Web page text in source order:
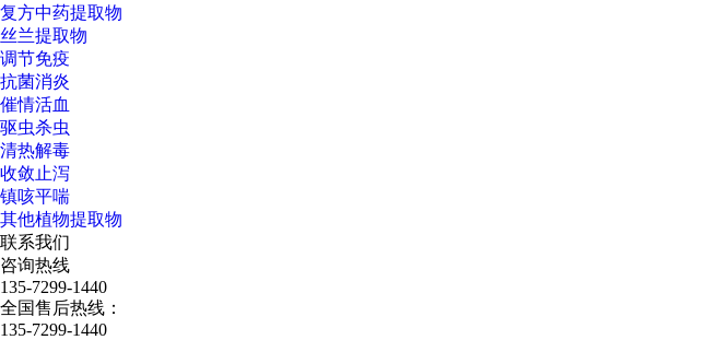
复方中药提取物
丝兰提取物
调节免疫
抗菌消炎
催情活血
驱虫杀虫
清热解毒
收敛止泻
镇咳平喘
其他植物提取物
联系我们
咨询热线
135-7299-1440
全国售后热线：
135-7299-1440